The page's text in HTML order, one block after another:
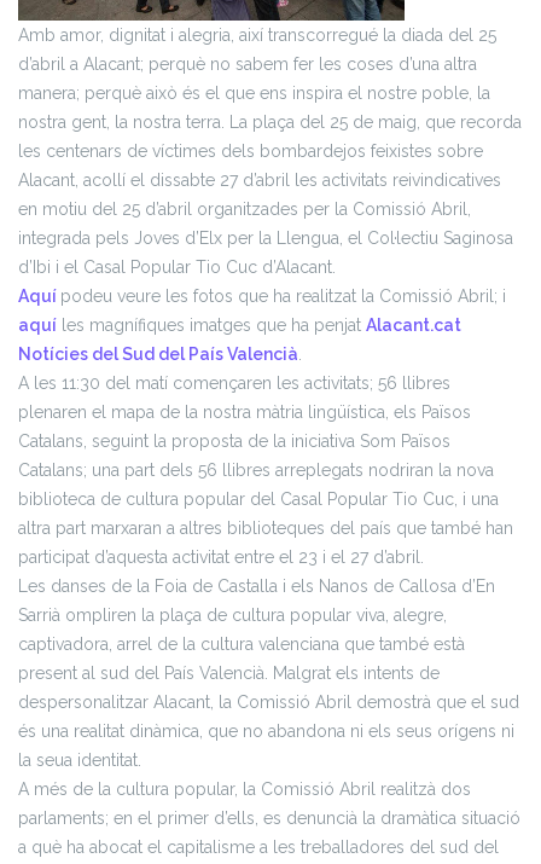
Amb amor, dignitat i alegria, així transcorregué la diada del 25
d’abril a Alacant; perquè no sabem fer les coses d’una altra
manera; perquè això és el que ens inspira el nostre poble, la
nostra gent, la nostra terra. La plaça del 25 de maig, que recorda
les centenars de víctimes dels bombardejos feixistes sobre
Alacant, acollí el dissabte 27 d’abril les activitats reivindicatives
en motiu del 25 d’abril organitzades per la Comissió Abril,
integrada pels Joves d’Elx per la Llengua, el Col·lectiu Saginosa
d’Ibi i el Casal Popular Tio Cuc d’Alacant.
Aquí podeu veure les fotos que ha realitzat la Comissió Abril; i
aquí les magnífiques imatges que ha penjat Alacant.cat
Notícies del Sud del País Valencià
A les 11:30 del matí començaren les activitats; 56 llibres
plenaren el mapa de la nostra màtria lingüística, els Països
Catalans, seguint la proposta de la iniciativa Som Països
Catalans; una part dels 56 llibres arreplegats nodriran la nova
biblioteca de cultura popular del Casal Popular Tio Cuc, i una
altra part marxaran a altres biblioteques del país que també han
participat d’aquesta activitat entre el 23 i el 27 d’abril.
Les danses de la Foia de Castalla i els Nanos de Callosa d’En
Sarrià ompliren la plaça de cultura popular viva, alegre,
captivadora, arrel de la cultura valenciana que també està
present al sud del País Valencià. Malgrat els intents de
despersonalitzar Alacant, la Comissió Abril demostrà que el sud
és una realitat dinàmica, que no abandona ni els seus orígens ni
la seua identitat.
A més de la cultura popular, la Comissió Abril realitzà dos
parlaments; en el primer d’ells, es denuncià la dramàtica situació
a què ha abocat el capitalisme a les treballadores del sud del